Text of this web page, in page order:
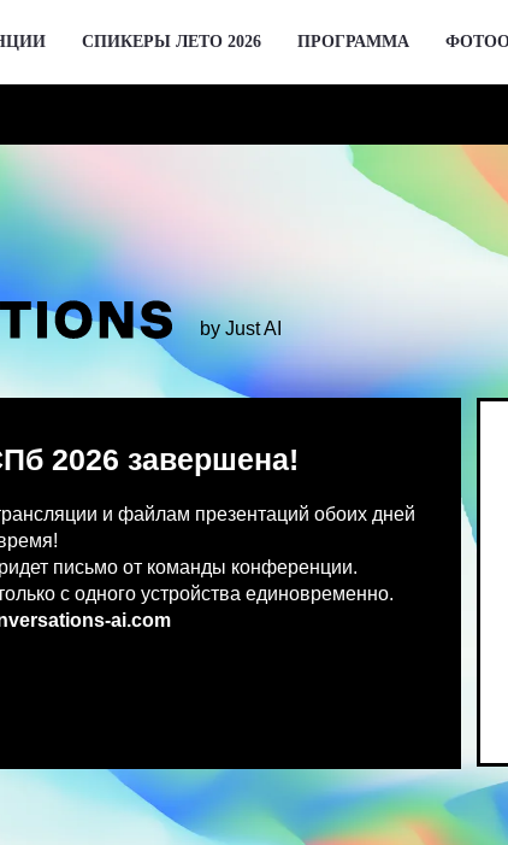
СПИКЕРЫ ЛЕТО 2026 ПРОГРАММА
by Just AI
и файлам презентаций обоих дней
от команды конференции.
одного устройства единовременно.
ai.co
для
Ждем